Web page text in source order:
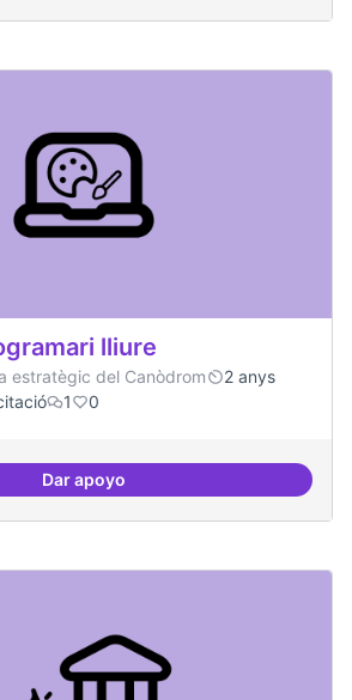
lliure
estratègic del Canòdrom
2 anys
1 0
Dar apoyoArtistes i programari lliure